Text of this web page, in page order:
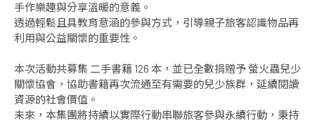
手作樂趣與分享溫暖的意義。
透過輕鬆且具教育意涵的參與方式，引導親子旅客認識物品再
利用與公益關懷的重要性。
本次活動共募集 二手書籍 126 本，並已全數捐贈予 螢火蟲兒少
關懷協會，協助書籍再次流通至有需要的兒少族群，延續閱讀
資源的社會價值。
未來，本集團將持續以實際行動串聯旅客參與永續行動，秉持